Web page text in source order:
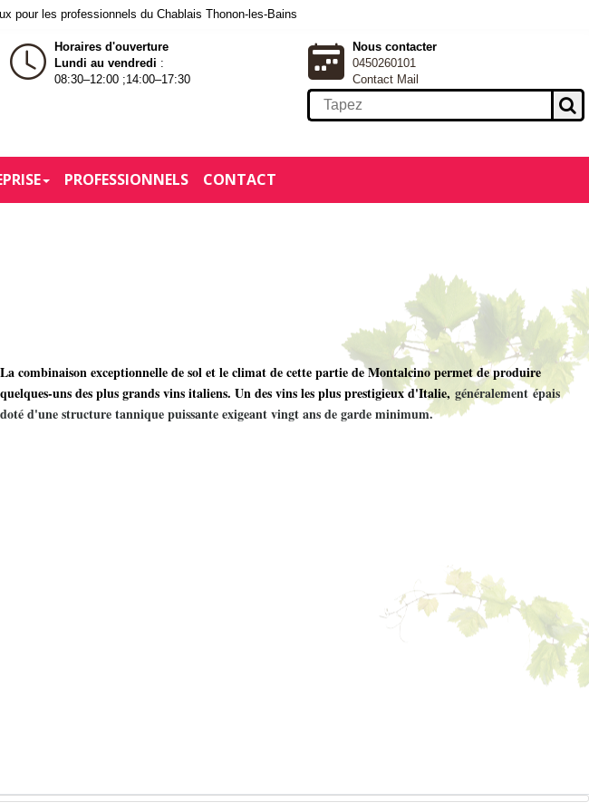
pour les professionnels du Chablais Thonon-les-Bains
Horaires d'ouverture
Lundi au vendredi :
08:30–12:00 ;14:00–17:30
Nous contacter
0450260101
Contact Mail
PROFESSIONNELS CONTACT
La combinaison exceptionnelle de sol et le climat de cette partie de Montalcino permet de produire
quelques-uns des plus grands vins italiens. Un des vins les plus prestigieux d'Italie, généralement épais
doté d'une structure tannique puissante exigeant vingt ans de garde minimum.